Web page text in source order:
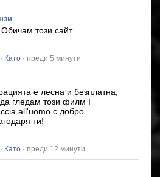
Обичам този сайт
· Като · преди 5 минути
е лесна и безплатна,
гледам този филм I
all'uomo с добро
ти!
· Като · преди 12 минути